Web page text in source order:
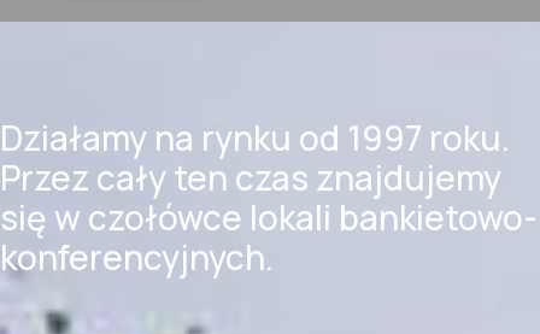
Działamy na rynku od 1997 roku.
Przez cały ten czas znajdujemy
się w czołówce lokali bankietowo-
konferencyjnych.